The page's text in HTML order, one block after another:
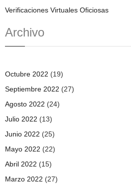
Verificaciones Virtuales Oficiosas
Archivo
Octubre 2022 (19)
Septiembre 2022 (27)
Agosto 2022 (24)
Julio 2022 (13)
Junio 2022 (25)
Mayo 2022 (22)
Abril 2022 (15)
Marzo 2022 (27)